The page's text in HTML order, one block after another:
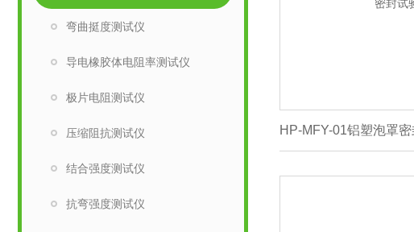
弯曲挺度测试仪
导电橡胶体电阻率测试仪
极片电阻测试仪
压缩阻抗测试仪
结合强度测试仪
抗弯强度测试仪